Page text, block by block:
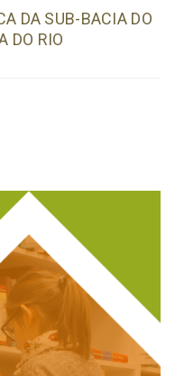
DA SUB-BACIA DO
DO RIO